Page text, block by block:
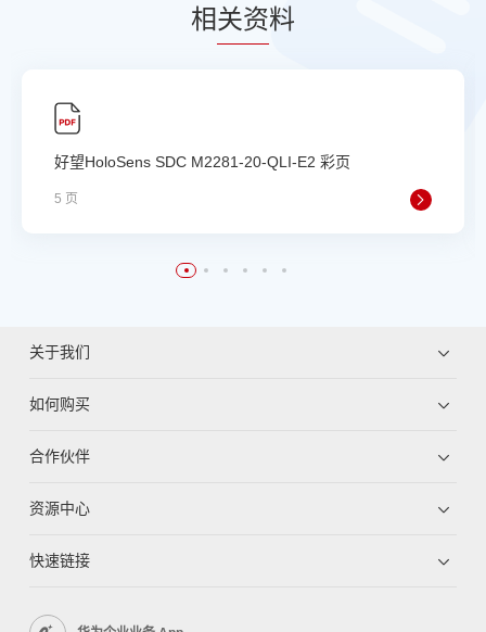
相关资料
好望HoloSens SDC M2281-20-QLI-E2 彩页
5 页
关于我们
如何购买
合作伙伴
资源中心
快速链接